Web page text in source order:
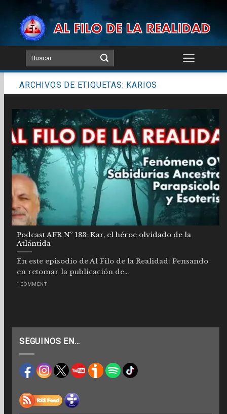
content
ARCHIVOS DE ETIQUETAS: KARIOS
Podcast AFR Nº 183: Kar, el héroe olvidado de la
Atlántida
En este episodio de Al Filo de la Realidad: Pensando
en retomar la publicación de...
1 COMMENT
SEGUINOS EN…